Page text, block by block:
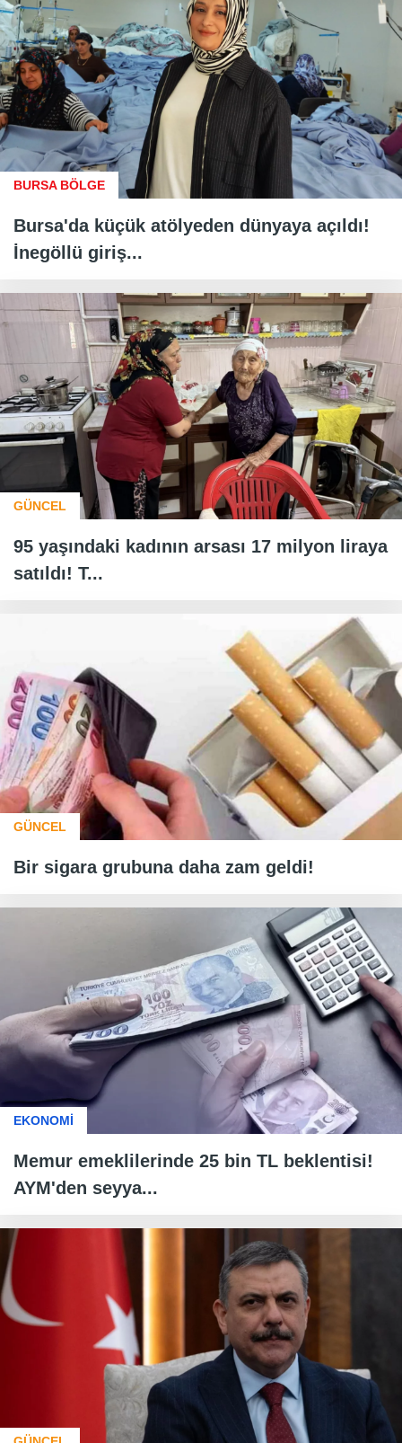
BURSA BÖLGE
Bursa'da küçük atölyeden dünyaya açıldı!
İnegöllü giriş...
GÜNCEL
95 yaşındaki kadının arsası 17 milyon liraya
satıldı! T...
GÜNCEL
Bir sigara grubuna daha zam geldi!
EKONOMİ
Memur emeklilerinde 25 bin TL beklentisi!
AYM'den seyya...